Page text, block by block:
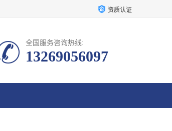
资质认证
全国服务咨询热线:
13269056097